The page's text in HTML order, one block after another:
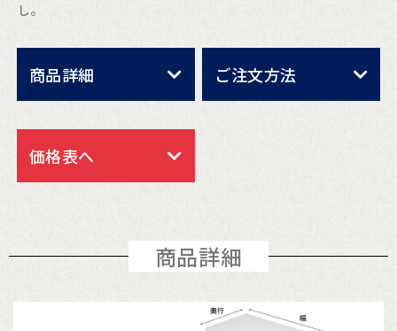
し。
商品詳細 ご注文方法
価格表へ
商品詳細